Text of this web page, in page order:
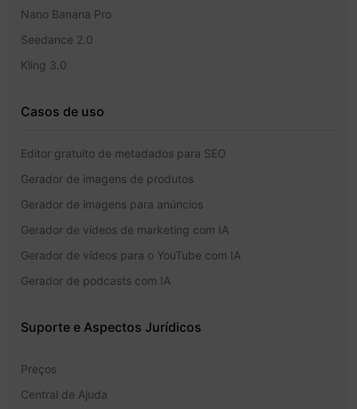
Nano Banana Pro
Seedance 2.0
Kling 3.0
Casos de uso
Editor gratuito de metadados para SEO
Gerador de imagens de produtos
Gerador de imagens para anúncios
Gerador de vídeos de marketing com IA
Gerador de vídeos para o YouTube com IA
Gerador de podcasts com IA
Suporte e Aspectos Jurídicos
Preços
Central de Ajuda